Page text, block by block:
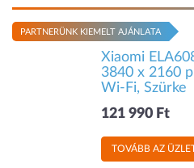
PARTNERÜNK KIEMELT AJÁNLATA
Xiaomi
3840 x 2160
Wi-Fi, Szürke
121 990 Ft
TOVÁBB AZ